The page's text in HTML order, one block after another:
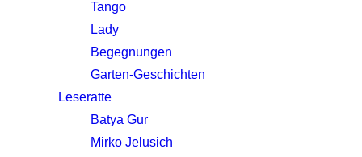
Tango
Lady
Begegnungen
Garten-Geschichten
Leseratte
Batya Gur
Mirko Jelusich